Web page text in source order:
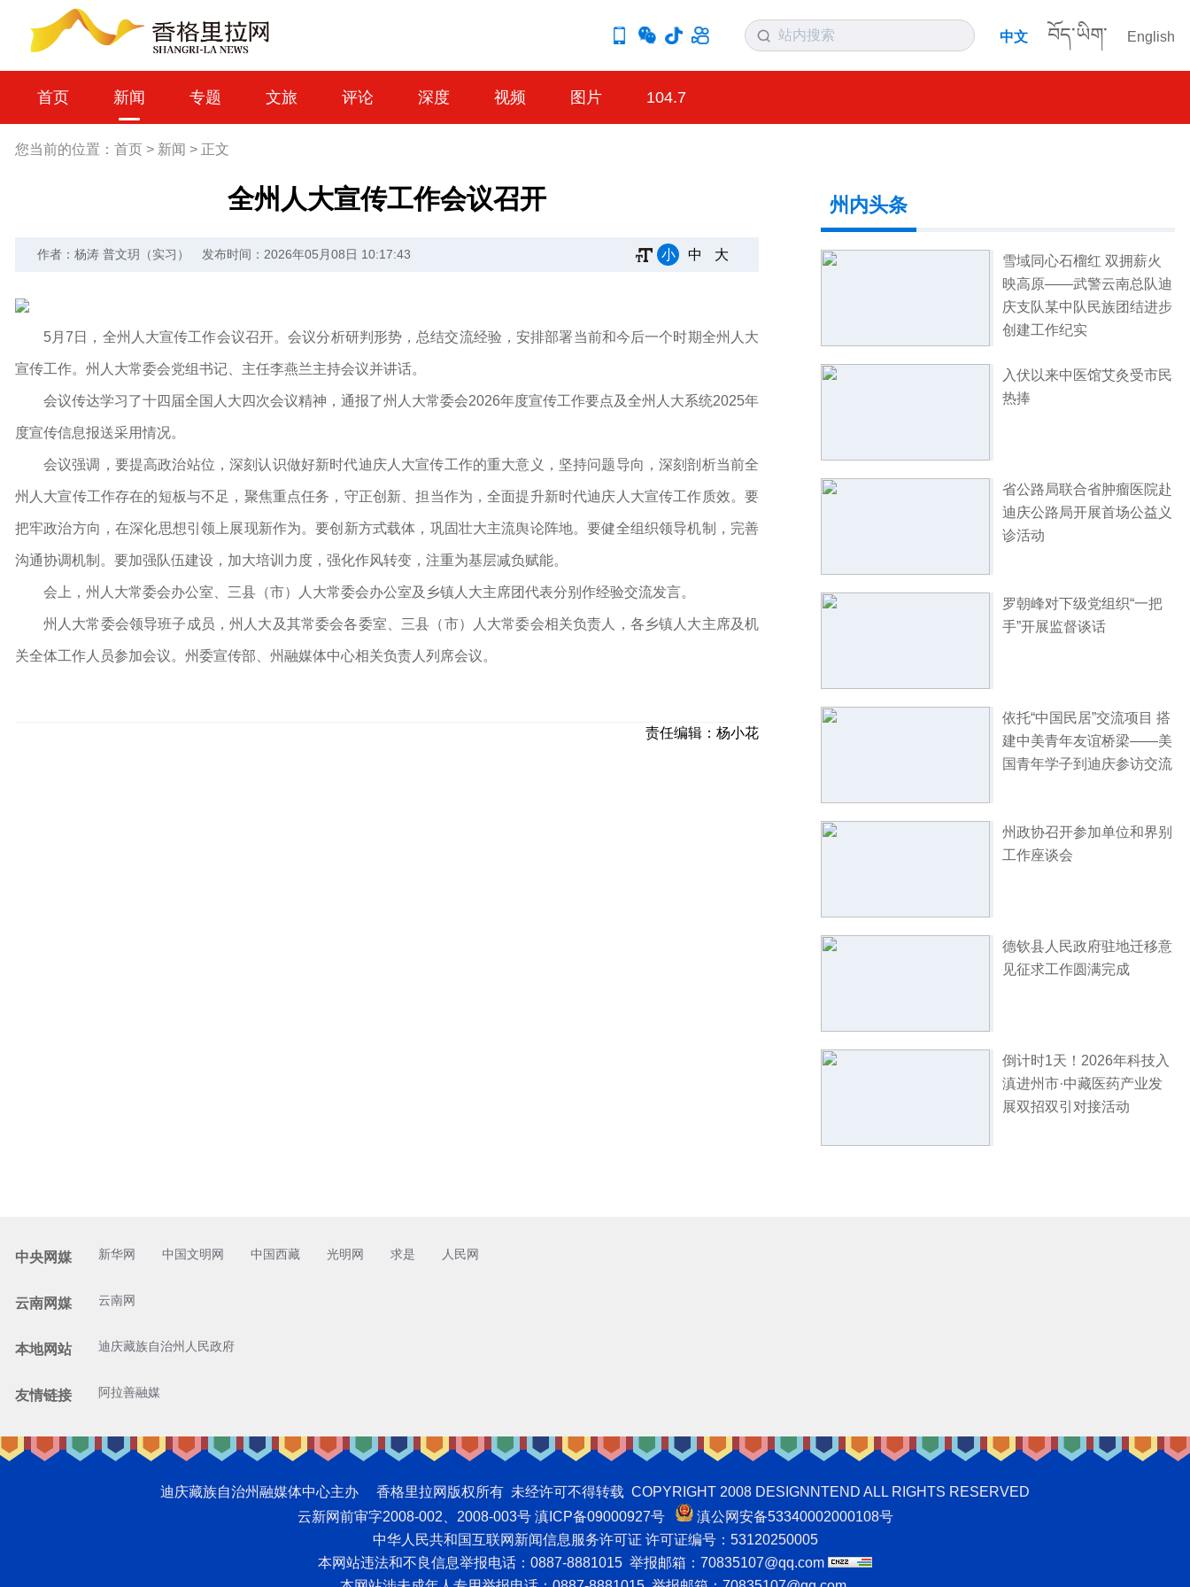
中文 བོད་ཡིག་ English
首页 新闻 专题 文旅 评论 深度 视频 图片 104.7
您当前的位置： 首页 > 新闻 > 正文
全州人大宣传工作会议召开
作者：杨涛 普文玥（实习） 发布时间：2026年05月08日 10:17:43 小 中 大
5月7日，全州人大宣传工作会议召开。会议分析研判形势，总结交流经验，安排部署当前和今后一个时期全州人大
宣传工作。州人大常委会党组书记、主任李燕兰主持会议并讲话。
会议传达学习了十四届全国人大四次会议精神，通报了州人大常委会2026年度宣传工作要点及全州人大系统2025年
度宣传信息报送采用情况。
会议强调，要提高政治站位，深刻认识做好新时代迪庆人大宣传工作的重大意义，坚持问题导向，深刻剖析当前全
州人大宣传工作存在的短板与不足，聚焦重点任务，守正创新、担当作为，全面提升新时代迪庆人大宣传工作质效。要
把牢政治方向，在深化思想引领上展现新作为。要创新方式载体，巩固壮大主流舆论阵地。要健全组织领导机制，完善
沟通协调机制。要加强队伍建设，加大培训力度，强化作风转变，注重为基层减负赋能。
会上，州人大常委会办公室、三县（市）人大常委会办公室及乡镇人大主席团代表分别作经验交流发言。
州人大常委会领导班子成员，州人大及其常委会各委室、三县（市）人大常委会相关负责人，各乡镇人大主席及机
关全体工作人员参加会议。州委宣传部、州融媒体中心相关负责人列席会议。
责任编辑： 杨小花
州内头条
雪域同心石榴红 双拥薪火
映高原——武警云南总队迪
庆支队某中队民族团结进步
创建工作纪实
入伏以来中医馆艾灸受市民
热捧
省公路局联合省肿瘤医院赴
迪庆公路局开展首场公益义
诊活动
罗朝峰对下级党组织“一把
手”开展监督谈话
依托“中国民居”交流项目 搭
建中美青年友谊桥梁——美
国青年学子到迪庆参访交流
州政协召开参加单位和界别
工作座谈会
德钦县人民政府驻地迁移意
见征求工作圆满完成
倒计时1天！2026年科技入
滇进州市·中藏医药产业发
展双招双引对接活动
中央网媒 新华网 中国文明网 中国西藏 光明网 求是 人民网
云南网媒 云南网
本地网站 迪庆藏族自治州人民政府
友情链接 阿拉善融媒
迪庆藏族自治州融媒体中心主办 香格里拉网版权所有 未经许可不得转载 COPYRIGHT 2008 DESIGNNTEND ALL RIGHTS RESERVED
云新网前审字2008-002、2008-003号 滇ICP备09000927号
滇公网安备53340002000108号
中华人民共和国互联网新闻信息服务许可证 许可证编号：53120250005
本网站违法和不良信息举报电话：0887-8881015 举报邮箱：70835107@qq.com